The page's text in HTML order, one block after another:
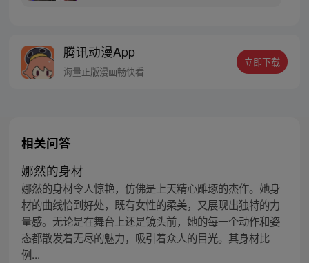
密，张楚岚的生活被彻底颠覆，与冯宝宝一
同踏上“异人”之旅。
腾讯动漫App
海量正版漫画畅快看
立即下载
相关问答
娜然的身材
娜然的身材令人惊艳，仿佛是上天精心雕琢的杰作。她身
材的曲线恰到好处，既有女性的柔美，又展现出独特的力
量感。无论是在舞台上还是镜头前，她的每一个动作和姿
态都散发着无尽的魅力，吸引着众人的目光。其身材比
例...